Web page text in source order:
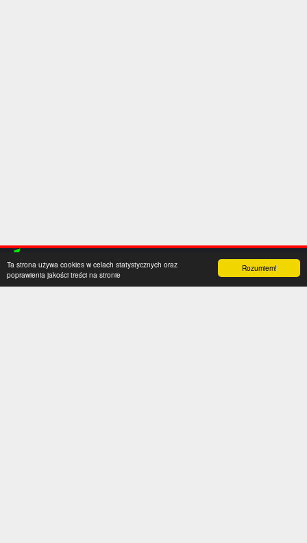
Rozumiem!
Ta strona używa cookies w celach statystycznych oraz
poprawienia jakości treści na stronie